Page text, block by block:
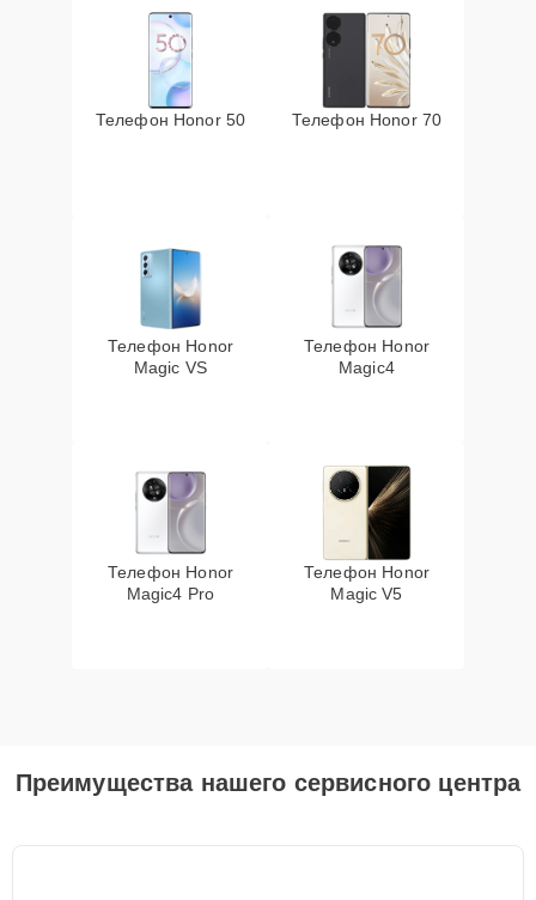
Телефон Honor 50 Телефон Honor 70
Телефон Honor
Magic VS
Телефон Honor
Magic4
Телефон Honor
Magic4 Pro
Телефон Honor
Magic V5
Преимущества нашего сервисного центра